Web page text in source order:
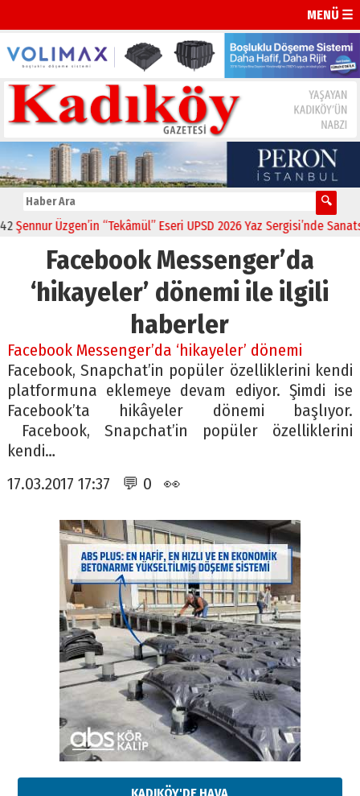
MENÜ ☰
Üzgen’in “Tekâmül” Eseri UPSD 2026 Yaz Sergisi’nde
Facebook Messenger’da
‘hikayeler’ dönemi ile ilgili
haberler
Facebook Messenger’da ‘hikayeler’ dönemi
Facebook, Snapchat’in popüler özelliklerini kendi
platformuna eklemeye devam ediyor. Şimdi ise
Facebook’ta hikâyeler dönemi başlıyor.
Facebook, Snapchat’in popüler özelliklerini
kendi…
17.03.2017 17:37 💬 0 👀
KADIKÖY'DE HAVA